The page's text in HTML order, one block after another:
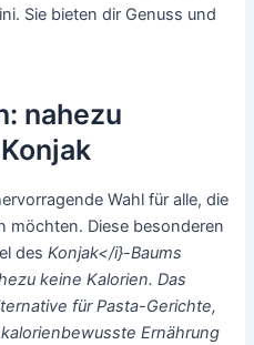
Sie bieten dir Genuss und
nahezu
Wahl für alle, die
möchten. Diese besonderen
desKonjak</i}-Baums
keine Kalorien. Das
für Pasta-Gerichte,
Ernährung